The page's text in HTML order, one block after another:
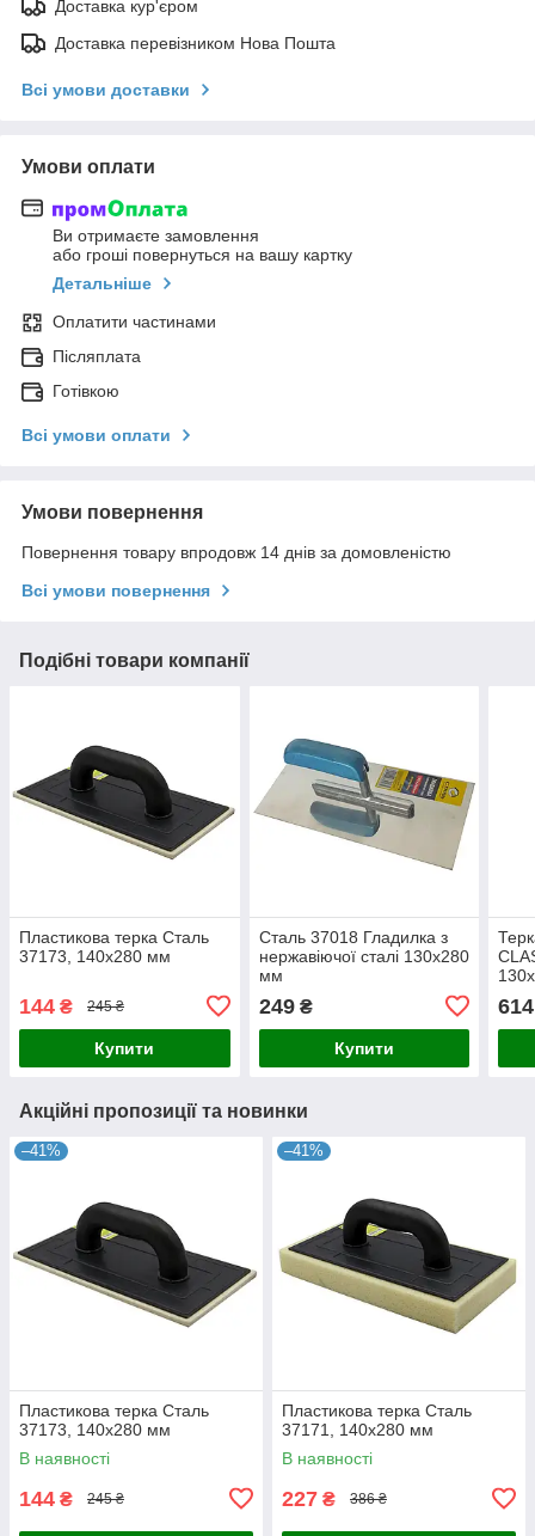
Доставка кур'єром
Доставка перевізником Нова Пошта
Всі умови доставки
Умови оплати
Ви отримаєте замовлення
або гроші повернуться на вашу картку
Детальніше
Оплатити частинами
Післяплата
Готівкою
Всі умови оплати
Умови повернення
Повернення товару впродовж 14 днів за домовленістю
Всі умови повернення
Подібні товари компанії
Пластикова терка Сталь
37173, 140х280 мм
144 ₴ 245 ₴
Купити
Сталь 37018 Гладилка з
нержавіючої сталі 130х280
мм
249₴
Купити
614
Акційні пропозиції та новинки
–41%
Пластикова терка Сталь
37173, 140х280 мм
В наявності
144 ₴ 245 ₴
–41%
Пластикова терка Сталь
37171, 140х280 мм
В наявності
227 ₴ 386 ₴